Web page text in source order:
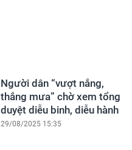
Người dân “vượt nắng,
thắng mưa” chờ xem tổng
duyệt diễu binh, diễu hành
29/08/2025 15:35